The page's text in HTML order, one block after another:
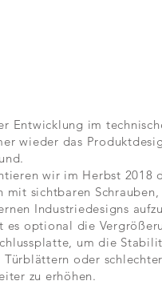
Entwicklung im
wieder das
wir im Herbst 2018
mit sichtbaren
Industriedesigns
es optional die
um die
Türblättern oder
zu erhöhen.